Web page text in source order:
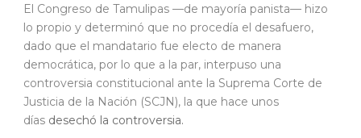
El Congreso de Tamulipas —de mayoría panista— hizo
lo propio y determinó que no procedía el desafuero,
dado que el mandatario fue electo de manera
democrática, por lo que a la par, interpuso una
controversia constitucional ante la Suprema Corte de
Justicia de la Nación (SCJN), la que hace unos
días desechó la controversia.